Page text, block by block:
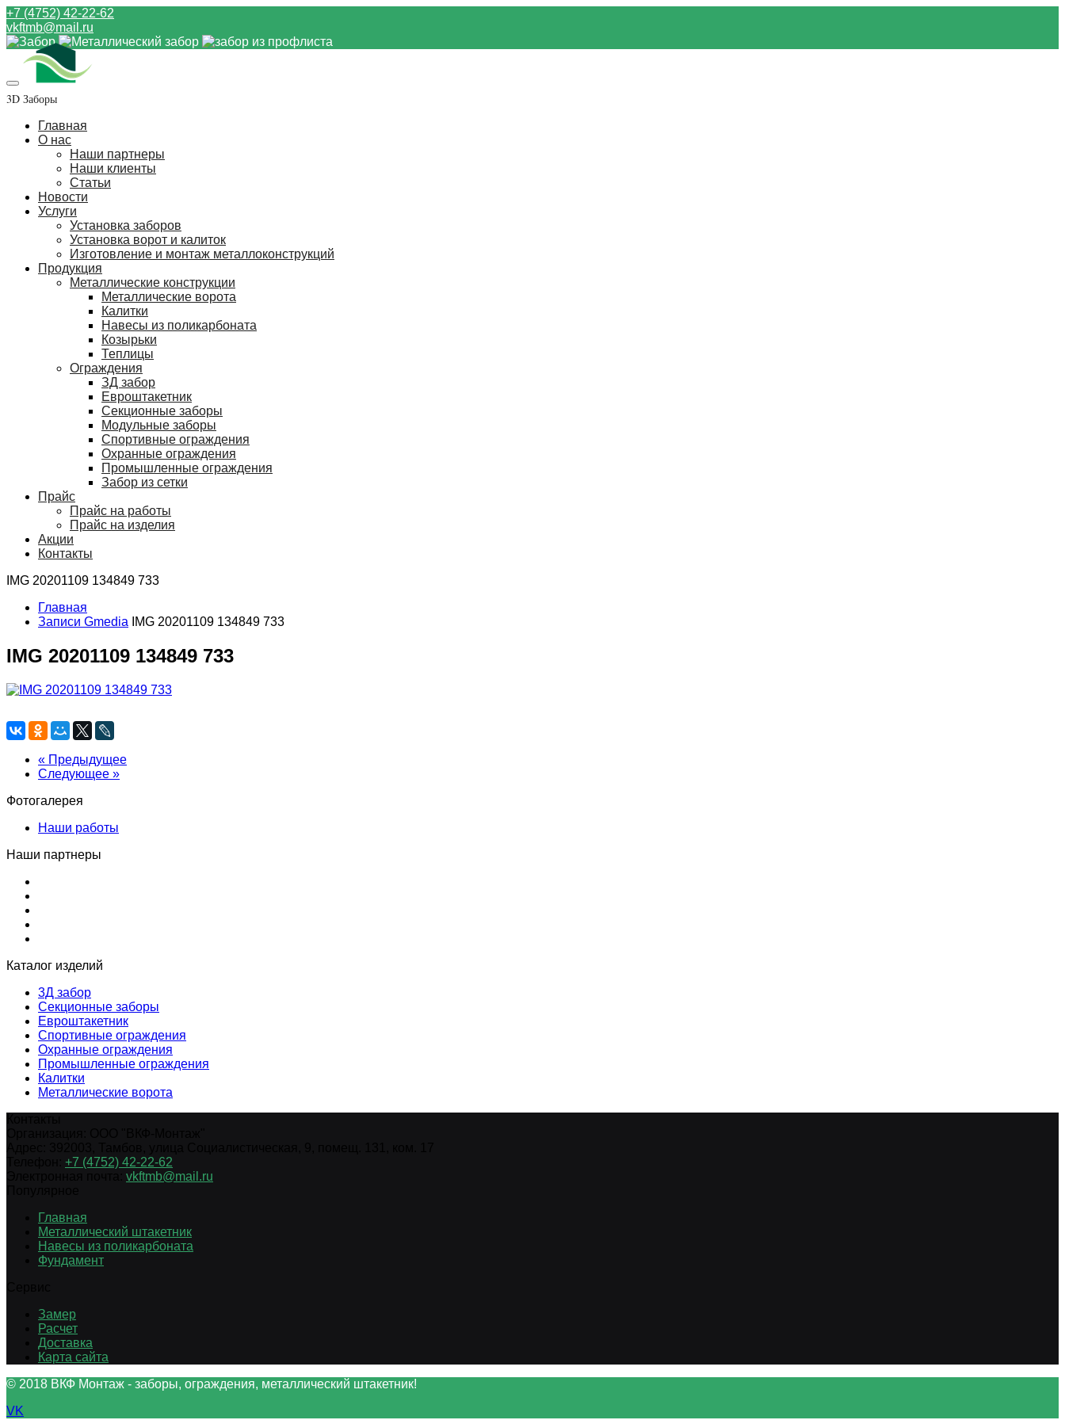
+7 (4752) 42-22-62
vkftmb@mail.ru
3D Заборы
Главная
О нас
Наши партнеры
Наши клиенты
Статьи
Новости
Услуги
Установка заборов
Установка ворот и калиток
Изготовление и монтаж металлоконструкций
Продукция
Металлические конструкции
Металлические ворота
Калитки
Навесы из поликарбоната
Козырьки
Теплицы
Ограждения
ЗД забор
Евроштакетник
Секционные заборы
Модульные заборы
Спортивные ограждения
Охранные ограждения
Промышленные ограждения
Забор из сетки
Прайс
Прайс на работы
Прайс на изделия
Акции
Контакты
IMG 20201109 134849 733
Главная
Записи Gmedia
IMG 20201109 134849 733
IMG 20201109 134849 733
« Предыдущее
Следующее »
Фотогалерея
Наши работы
Наши партнеры
Каталог изделий
3Д забор
Секционные заборы
Евроштакетник
Спортивные ограждения
Охранные ограждения
Промышленные ограждения
Калитки
Металлические ворота
+7 (4752) 42-22-62
vkftmb@mail.ru
Главная
Металлический штакетник
Навесы из поликарбоната
Фундамент
Замер
Расчет
Доставка
Карта сайта
© 2018 ВКФ Монтаж - заборы, ограждения, металлический штакетник!
VK